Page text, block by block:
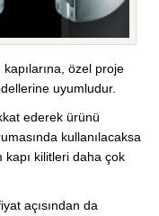
özel proje
uyumludur.
ederek ürünü
kullanılacaksa
kapı kilitleri daha çok
açısından da